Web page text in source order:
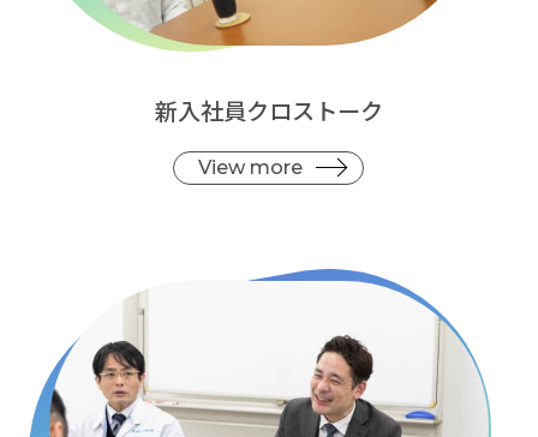
新入社員クロストーク
View more